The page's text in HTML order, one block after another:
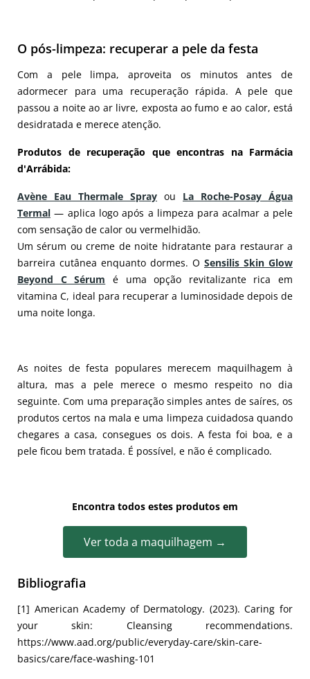
O pós-limpeza: recuperar a pele da festa
Com a pele limpa, aproveita os minutos antes de
adormecer para uma recuperação rápida. A pele que
passou a noite ao ar livre, exposta ao fumo e ao calor, está
desidratada e merece atenção.
Produtos de recuperação que encontras na Farmácia
d'Arrábida:
Avène Eau Thermale Spray ou La Roche-Posay Água
Termal — aplica logo após a limpeza para acalmar a pele
com sensação de calor ou vermelhidão.
Um sérum ou creme de noite hidratante para restaurar a
barreira cutânea enquanto dormes. O Sensilis Skin Glow
Beyond C Sérum é uma opção revitalizante rica em
vitamina C, ideal para recuperar a luminosidade depois de
uma noite longa.
As noites de festa populares merecem maquilhagem à
altura, mas a pele merece o mesmo respeito no dia
seguinte. Com uma preparação simples antes de saíres, os
produtos certos na mala e uma limpeza cuidadosa quando
chegares a casa, consegues os dois. A festa foi boa, e a
pele ficou bem tratada. É possível, e não é complicado.
Encontra todos estes produtos em
Ver toda a maquilhagem →
Bibliografia
[1] American Academy of Dermatology. (2023). Caring for
your skin: Cleansing recommendations.
https://www.aad.org/public/everyday-care/skin-care-
basics/care/face-washing-101